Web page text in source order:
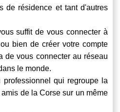
de résidence et tant d'autres
suffit de vous connecter à
ou bien de créer votre compte
de vous connecter au réseau
le monde.
professionnel qui regroupe la
de la Corse sur un même